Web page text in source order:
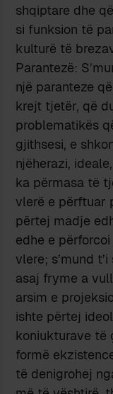
shqiptare dhe
si funksion të
kulturë të
Parantezë:
një paranteze
krejt tjetër, që
problematikës
gjithsesi, e
njëherazi,
ka përmasa të
vlerë e përftuar
përtej madje
edhe e
vlere; s’mund
asaj fryme a
arsim e
ishte përtej
koniukturave të
formë
të denigrohej